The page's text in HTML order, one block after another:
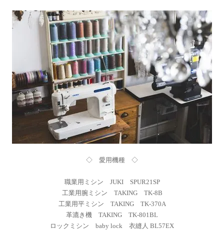
◇ 愛用機種 ◇
職業用ミシン JUKI SPUR21SP
工業用腕ミシン TAKING TK-8B
工業用平ミシン TAKING TK-370A
革漉き機 TAKING TK-801BL
ロックミシン baby lock 衣縫人 BL57EX